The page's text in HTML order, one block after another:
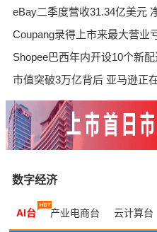
eBay二季度营收31.34亿美元
Coupang录得上市来最大营业
Shopee巴西年内开设10个新配
市值突破3万亿背后 亚马逊正
数字经济
云计算台
产业电商台
AI台